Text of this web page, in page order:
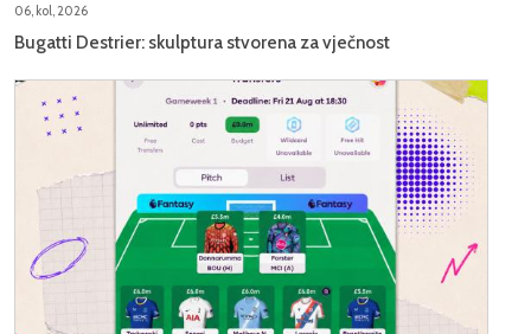
06, kol, 2026
Bugatti Destrier: skulptura stvorena za vječnost